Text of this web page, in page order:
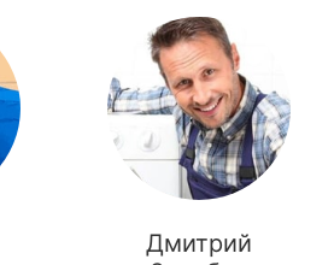
Дмитрий